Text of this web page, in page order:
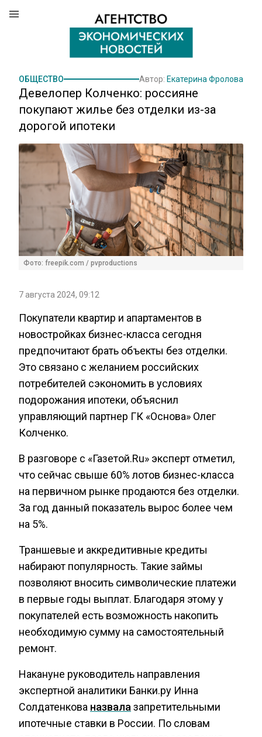
ОБЩЕСТВО Автор: Екатерина Фролова
Девелопер Колченко: россияне
покупают жилье без отделки из-за
дорогой ипотеки
Фото: freepik.com / pvproductions
7 августа 2024, 09:12
Покупатели квартир и апартаментов в
новостройках бизнес-класса сегодня
предпочитают брать объекты без отделки.
Это связано с желанием российских
потребителей сэкономить в условиях
подорожания ипотеки, объяснил
управляющий партнер ГК «Основа» Олег
Колченко.
В разговоре с «Газетой.Ru» эксперт отметил,
что сейчас свыше 60% лотов бизнес-класса
на первичном рынке продаются без отделки.
За год данный показатель вырос более чем
на 5%.
Траншевые и аккредитивные кредиты
набирают популярность. Такие займы
позволяют вносить символические платежи
в первые годы выплат. Благодаря этому у
покупателей есть возможность накопить
необходимую сумму на самостоятельный
ремонт.
Накануне руководитель направления
экспертной аналитики Банки.ру Инна
Солдатенкова назвала запретительными
ипотечные ставки в России. По словам